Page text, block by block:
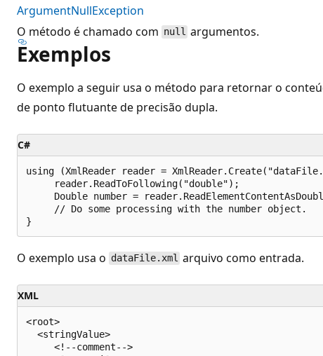
ArgumentNullException
O método é chamado com null argumentos.
Exemplos
O exemplo a seguir usa o método para retornar o
de ponto flutuante de precisão dupla.
C#
using (XmlReader reader =
     reader.ReadToFollowing("double");
Double number =
     // Do some processing with the number object.
O exemplo usa o dataFile.xml arquivo como entrada.
XML
<root>
  <stringValue>
     <!--comment-->